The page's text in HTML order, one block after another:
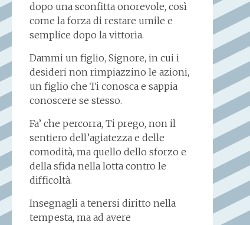
dopo una sconfitta onorevole, così
come la forza di restare umile e
semplice dopo la vittoria.
Dammi un figlio, Signore, in cui i
desideri non rimpiazzino le azioni,
un figlio che Ti conosca e sappia
conoscere se stesso.
Fa’ che percorra, Ti prego, non il
sentiero dell’agiatezza e delle
comodità, ma quello dello sforzo e
della sfida nella lotta contro le
difficoltà.
Insegnagli a tenersi diritto nella
tempesta, ma ad avere